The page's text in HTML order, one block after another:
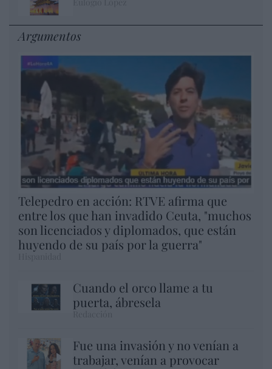
Argumentos
Telepedro en acción: RTVE afirma que
entre los que han invadido Ceuta, "muchos
son licenciados y diplomados, que están
huyendo de su país por la guerra"
Cuando el orco llame a tu
puerta, ábresela
Fue una invasión y no venían a
trabajar, venían a provocar